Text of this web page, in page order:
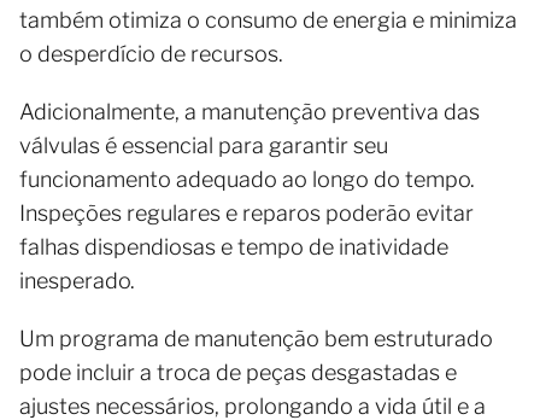
também otimiza o consumo de energia e minimiza
o desperdício de recursos.
Adicionalmente, a manutenção preventiva das
válvulas é essencial para garantir seu
funcionamento adequado ao longo do tempo.
Inspeções regulares e reparos poderão evitar
falhas dispendiosas e tempo de inatividade
inesperado.
Um programa de manutenção bem estruturado
pode incluir a troca de peças desgastadas e
ajustes necessários, prolongando a vida útil e a